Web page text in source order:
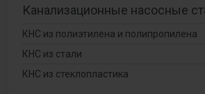
Канализационные насосные
КНС из полиэтилена и полипропилена
КНС из стали
КНС из стеклопластика